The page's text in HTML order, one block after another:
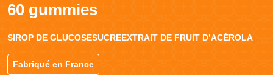
60 gummies
SIROP DE GLUCOSESUCREEXTRAIT DE FRUIT D’ACÉROLA
Fabriqué en France